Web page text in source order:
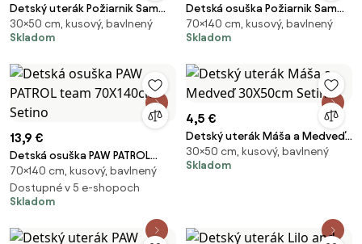
Detský uterák Požiarnik Sam
30X50cm Setino
30×50 cm, kusový, bavlnený
Skladom
Detská osuška Požiarnik Sam
70X140cm Setino
70×140 cm, kusový, bavlnený
Skladom
13,9 €
Detská osuška PAW PATROL
team 70X140cm Setino
70×140 cm, kusový, bavlnený
Dostupné v 5 e-shopoch
Skladom
4,5 €
Detský uterák Máša a Medveď
30X50cm Setino
30×50 cm, kusový, bavlnený
Skladom